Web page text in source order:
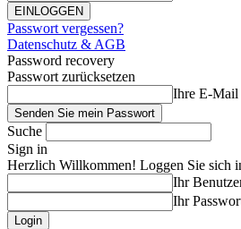
Passwort vergessen?
Datenschutz & AGB
Password recovery
Passwort zurücksetzen
Ihre E-Mail
Suche
Sign in
Herzlich Willkommen! Loggen Sie sich
Ihr
Ihr